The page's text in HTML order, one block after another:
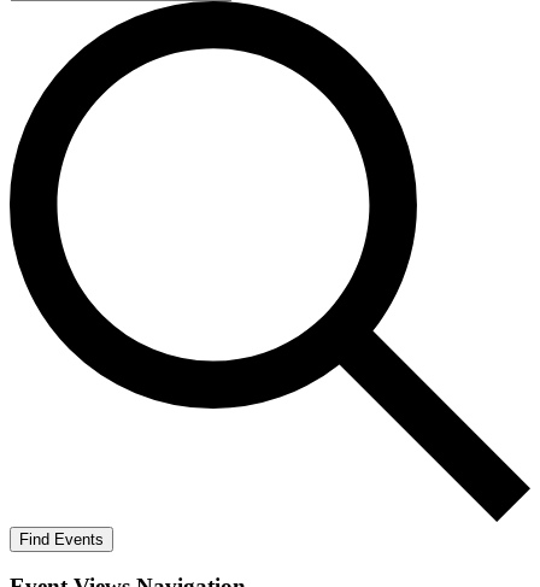
Find Events